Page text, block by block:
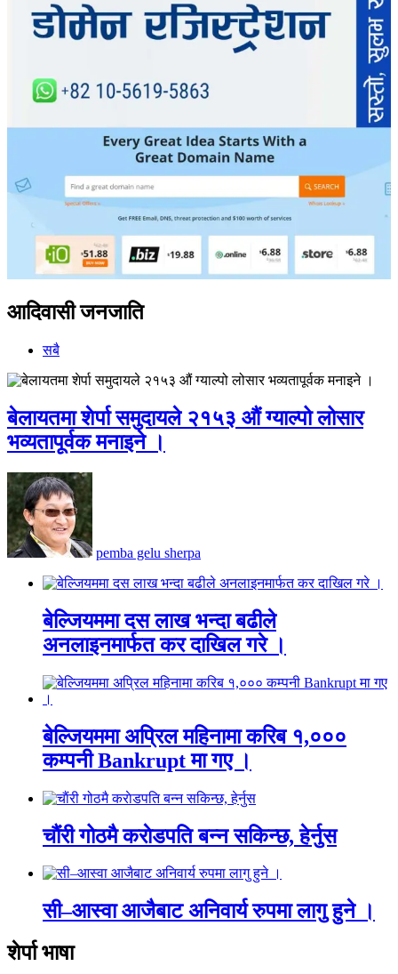
आदिवासी जनजाति
सबै
बेलायतमा शेर्पा समुदायले २१५३ औं ग्याल्पो लोसार
भव्यतापूर्वक मनाइने ।
pemba gelu sherpa
बेल्जियममा दस लाख भन्दा बढीले
अनलाइनमार्फत कर दाखिल गरे ।
बेल्जियममा अप्रिल महिनामा करिब १,०००
कम्पनी Bankrupt मा गए ।
चाैंरी गोठमै कराेडपति बन्न सकिन्छ, हेर्नुस
सी–आस्वा आजैबाट अनिवार्य रुपमा लागु हुने ।
शेर्पा भाषा